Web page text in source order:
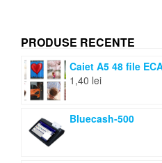
PRODUSE RECENTE
Caiet A5 48 file
1,40 lei
Bluecash-500